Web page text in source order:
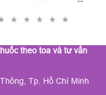
theo toa và tư vấn
Tp. Hồ Chí Minh